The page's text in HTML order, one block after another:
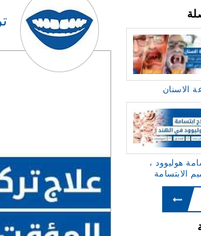
الاسنان
هوليوود ،
الابتسامة